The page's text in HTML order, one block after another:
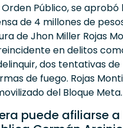
Orden Público, se
de 4 millones de
de Jhon Miller Rojas
reincidente en delitos
dos tentativas de
de fuego. Rojas
del Bloque Meta.
puede afiliarse a